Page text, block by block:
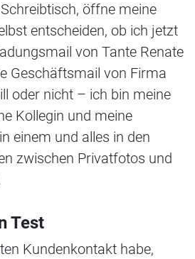
öffne meine
entscheiden, ob ich jetzt
von Tante Renate
Geschäftsmail von Firma
oder nicht – ich bin meine
Kollegin und meine
einem und alles in den
zwischen Privatfotos und
Test
Kundenkontakt habe,